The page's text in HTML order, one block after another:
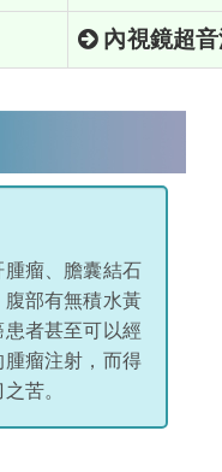
內視鏡超
腫瘤、膽囊結石
腹部有無積水黃
者甚至可以經
瘤注射，而得
苦。